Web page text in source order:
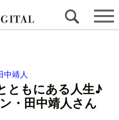
中靖人
ともにある人生♪
・田中靖人さん